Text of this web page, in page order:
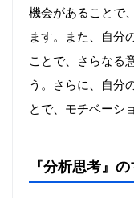
機会があることで
ます。また、自分
ことで、さらなる
う。さらに、自分
とで、モチベーシ
『分析思考』